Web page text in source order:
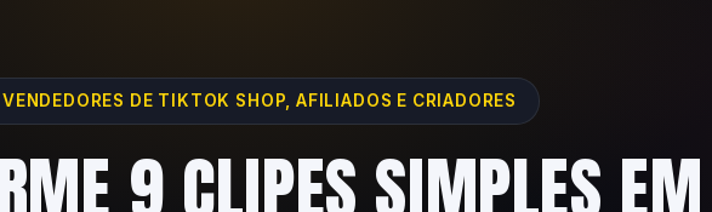
VENDEDORES DE TIKTOK SHOP, AFILIADOS E CRIADORES
9 CLIPES SIMPLES EM